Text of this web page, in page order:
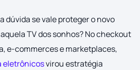
dúvida se vale proteger o novo
TV dos sonhos? No checkout
e-commerces e marketplaces,
eletrônicosvirou estratégia